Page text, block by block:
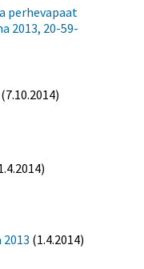
perhevapaat
2013, 20-59-
(7.10.2014)
(1.4.2014)